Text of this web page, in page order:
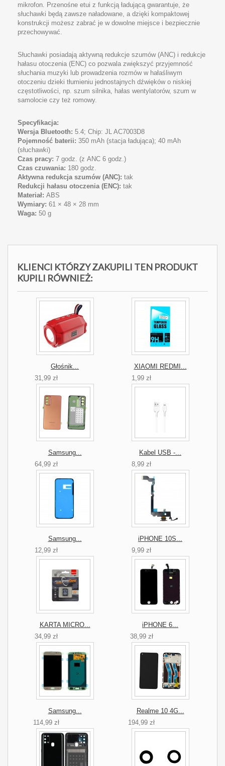
mikrofon. Przenośne etui z funkcją ładującą gwarantuje, że
słuchawki będą zawsze naładowane, a dzięki kompaktowej
konstrukcji możesz zabrać je w dowolne miejsce i bezpiecznie
przechowywać.
Słuchawki posiadają aktywną redukcje szumów (ANC) i redukcje
hałasu otoczenia (ENC) co pozwala zwiększyć przyjemność
słuchania muzyki lub prowadzenia rozmów w hałaśliwym
otoczeniu dzieki tłumieniu jednostajnych dźwięków o niskiej
częstotliwości, np. szum silnika, hałas wentylatorów, szum w
samolocie czy też romowy.
Specyfikacja:
Wersja Bluetooth: 5.4; Chip: JL AC7003D8
Pojemność baterii: 350 mAh (stacja ładująca); 40 mAh
(słuchawki)
Czas pracy: 7 godz. (z ANC 6 godz.)
Czas czuwania: 180 godz.
Aktywna redukcja szumów (ANC): tak
Redukcji hałasu otoczenia (ENC): tak
Materiał: ABS
Wymiary: 61 × 48 × 28 mm
Waga: 50 g
KLIENCI KTÓRZY ZAKUPILI TEN PRODUKT
KUPILI RÓWNIEŻ:
Głośnik...
31,99 zł
XIAOMI REDMI...
1,99 zł
Samsung...
64,99 zł
Kabel USB -...
8,99 zł
Samsung...
12,99 zł
iPHONE 10S...
9,99 zł
KARTA MICRO...
34,99 zł
iPHONE 6...
38,99 zł
Samsung...
114,99 zł
Realme 10 4G...
194,99 zł